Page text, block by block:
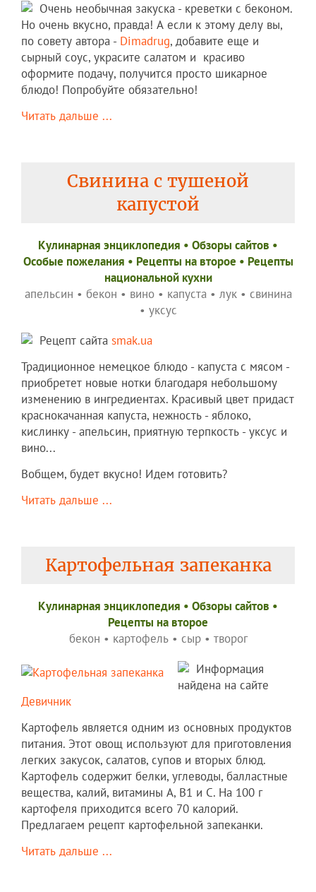
Очень необычная закуска - креветки с беконом.
Но очень вкусно, правда! А если к этому делу вы,
по совету автора - Dimadrug, добавите еще и
сырный соус, украсите салатом и красиво
оформите подачу, получится просто шикарное
блюдо! Попробуйте обязательно!
Читать дальше ...
Свинина с тушеной
капустой
Кулинарная энциклопедия • Обзоры сайтов •
Особые пожелания • Рецепты на второе • Рецепты
национальной кухни
апельсин • бекон • вино• капуста• лук• свинина
• уксус
Рецепт сайта smak.ua
Традиционное немецкое блюдо - капуста с мясом -
приобретет новые нотки благодаря небольшому
изменению в ингредиентах. Красивый цвет придаст
краснокачанная капуста, нежность - яблоко,
кислинку - апельсин, приятную терпкость - уксус и
вино...
Вобщем, будет вкусно! Идем готовить?
Читать дальше ...
Картофельная запеканка
Кулинарная энциклопедия • Обзоры сайтов •
Рецепты на второе
бекон • картофель• сыр• творог
Информация
найдена на сайте
Девичник
Картофель является одним из основных продуктов
питания. Этот овощ используют для приготовления
легких закусок, салатов, супов и вторых блюд.
Картофель содержит белки, углеводы, балластные
вещества, калий, витамины А, В1 и С. На 100 г
картофеля приходится всего 70 калорий.
Предлагаем рецепт картофельной запеканки.
Читать дальше ...